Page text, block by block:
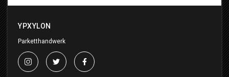
YPXYLON
Parketthandwerk